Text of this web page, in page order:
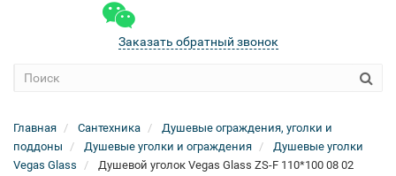
Заказать обратный звонок
Главная Сантехника
Душевые ограждения, уголки и
поддоны
Душевые уголки и ограждения
Душевые уголки
Vegas Glass
Душевой уголок Vegas Glass ZS-F 110*100 08 02